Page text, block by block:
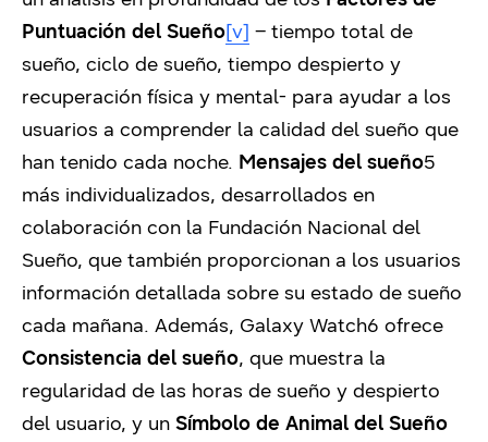
Puntuación del Sueño[v] – tiempo total de
sueño, ciclo de sueño, tiempo despierto y
recuperación física y mental- para ayudar a los
usuarios a comprender la calidad del sueño que
han tenido cada noche. Mensajes del sueño5
más individualizados, desarrollados en
colaboración con la Fundación Nacional del
Sueño, que también proporcionan a los usuarios
información detallada sobre su estado de sueño
cada mañana. Además, Galaxy Watch6 ofrece
Consistencia del sueño, que muestra la
regularidad de las horas de sueño y despierto
del usuario, y un Símbolo de Animal del Sueño